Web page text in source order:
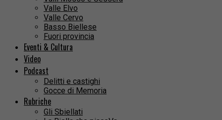
Valle Elvo
Valle Cervo
Basso Biellese
Fuori provincia
Eventi & Cultura
Video
Podcast
Delitti e castighi
Gocce di Memoria
Rubriche
Gli Sbiellati